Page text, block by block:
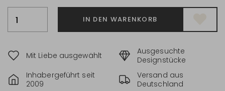
IN DEN WARENKORB
Mit Liebe ausgewählt
Ausgesuchte
Designstücke
Inhabergeführt seit
2009
Versand aus
Deutschland